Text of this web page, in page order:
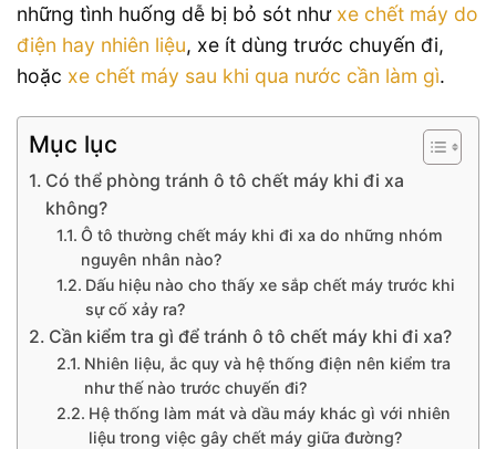
những tình huống dễ bị bỏ sót như xe chết máy do
điện hay nhiên liệu, xe ít dùng trước chuyến đi,
hoặc xe chết máy sau khi qua nước cần làm gì.
Mục lục
Có thể phòng tránh ô tô chết máy khi đi xa
không?
Ô tô thường chết máy khi đi xa do những nhóm
nguyên nhân nào?
Dấu hiệu nào cho thấy xe sắp chết máy trước khi
sự cố xảy ra?
Cần kiểm tra gì để tránh ô tô chết máy khi đi xa?
Nhiên liệu, ắc quy và hệ thống điện nên kiểm tra
như thế nào trước chuyến đi?
Hệ thống làm mát và dầu máy khác gì với nhiên
liệu trong việc gây chết máy giữa đường?